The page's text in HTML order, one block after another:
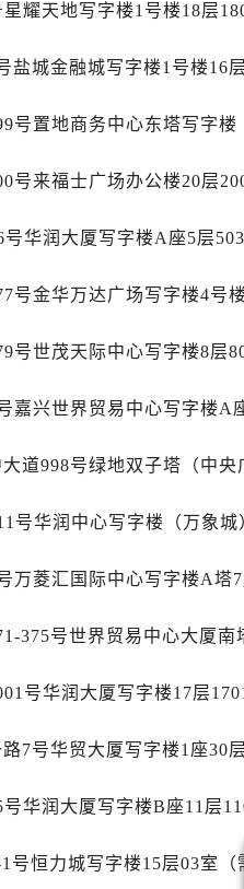
华东道100号万达广场写字楼
向阳区红军路萧邦售后服务中
鸡冠区红军路萧邦售后服务中
市东安区太平路萧邦售后服
尔市龙沙区龙华路萧邦售后
北林区新华街与康庄路交叉口
北区明仁南街萧邦售后服务中
山区人民大街萧邦售后服务中
东区紫气大路与南九经街交汇
昌区环通乡江南大街萧邦售
东区站前街萧邦售后服务中心
塔区新华路萧邦售后服务中心
抚区东一路萧邦售后服务中心
州区解放大街萧邦售后服务
耀天地写字楼1号楼18层
盐城金融城写字楼1号楼16
号置地商务中心东塔写字楼
号来福士广场办公楼20层
华润大厦写字楼A座5层
号金华万达广场写字楼4号
号世茂天际中心写字楼8层
嘉兴世界贸易中心写字楼A
道998号绿地双子塔（中
号华润中心写字楼（万象城
万菱汇国际中心写字楼A塔7
375号世界贸易中心大厦南
号华润大厦写字楼17层
7号华贸大厦写字楼1座30
华润大厦写字楼B座11层
号恒力城写字楼15层03室（